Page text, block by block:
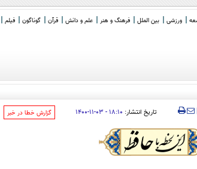
ورزشی بین الملل فرهنگ و هنر علم و دانش قرآن گوناگون فیلم
تاریخ انتشار: ۱۸:۱۰ - ۰۳-۱۱-۱۴۰۰ ‌گزارش خطا در خبر